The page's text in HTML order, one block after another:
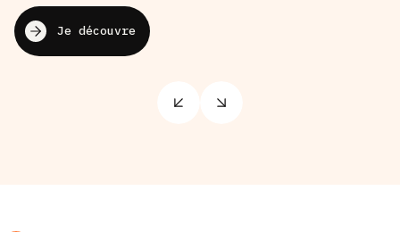
Je découvre